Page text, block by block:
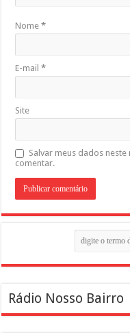
Nome*
E-mail*
Site
Salvar meus dados
comentar.
Rádio Nosso Bairro